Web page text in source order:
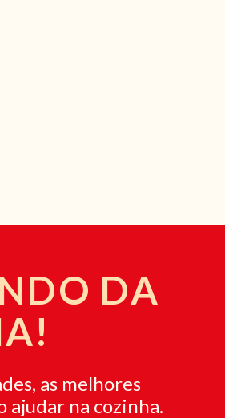
DA
as melhores
ajudar na cozinha.